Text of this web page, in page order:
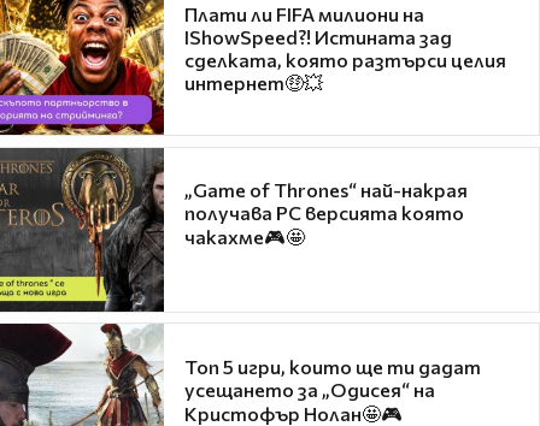
Плати ли FIFA милиони на
IShowSpeed?! Истината зад
сделката, която разтърси целия
интернет🤑💥
„Game of Thrones“ най-накрая
получава PC версията която
чакахме🎮🤩
Топ 5 игри, които ще ти дадат
усещането за „Одисея“ на
Кристофър Нолан🤩🎮